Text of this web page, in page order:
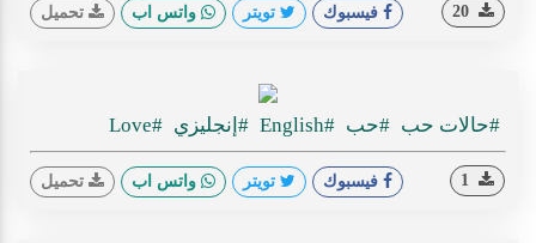
فيسبوك تويتر واتس اب تحميل
#حالات حب #حب #English #إنجليزي #Love
فيسبوك تويتر واتس اب تحميل